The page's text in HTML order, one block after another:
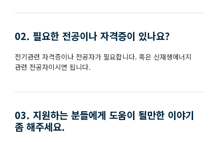
02. 필요한 전공이나 자격증이 있나요?
전기관련 자격증이나 전공자가 필요합니다. 혹은 신재생에너지
관련 전공자이시면 됩니다.
03. 지원하는 분들에게 도움이 될만한 이야기
좀 해주세요.